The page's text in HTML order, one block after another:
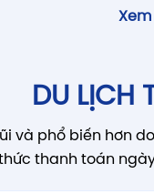
DU LỊCH
và phổ biến hơn
thanh toán